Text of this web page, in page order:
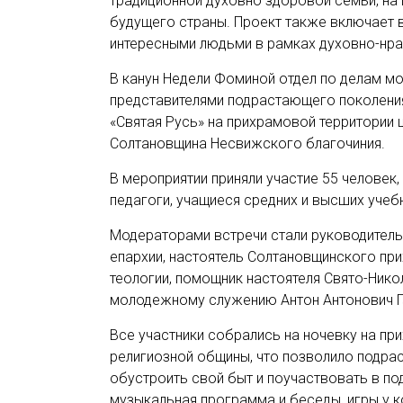
будущего страны. Проект также включает
интересными людьми в рамках духовно-
В канун Недели Фоминой отдел по делам
представителями подрастающего
«Святая Русь» на прихрамовой
Солтановщина Несвижского благочиния.
В мероприятии приняли участие 55
педагоги, учащиеся средних и высших
Модераторами встречи стали
епархии, настоятель Солтановщинского
теологии, помощник настоятеля Свято-
молодежному служению Антон Антонович
Все участники собрались на ночевку на
религиозной общины, что позволило
обустроить свой быт и поучаствовать в